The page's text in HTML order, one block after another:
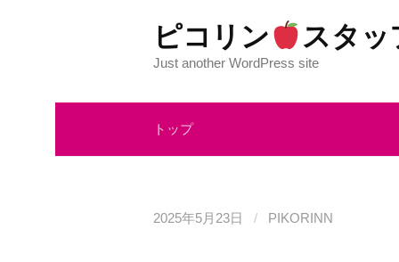
ツ
ス
ピコリン スタッ
Just another WordPress site
トップ
2025年5月23日 / PIKORINN